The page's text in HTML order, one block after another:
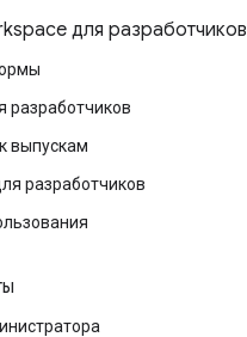
для разработчиков
разработчиков
выпускам
разработчиков